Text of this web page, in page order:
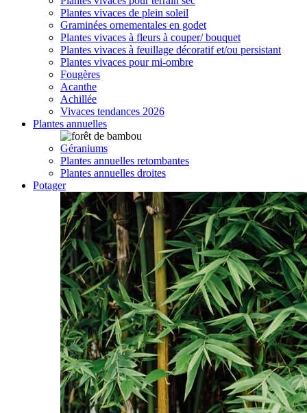
Plantes vivaces de plein soleil
Graminées ornementales en godet
Plantes vivaces à fleurs à couper/ bouquet
Plantes vivaces à feuillage décoratif et/ou persistant
Plantes vivaces pour mi-ombre
Fougères
Acanthe
Achillée
Vivaces tendances 2026
Plantes annuelles
Géraniums
Plantes annuelles retombantes
Plantes annuelles droites
Potager